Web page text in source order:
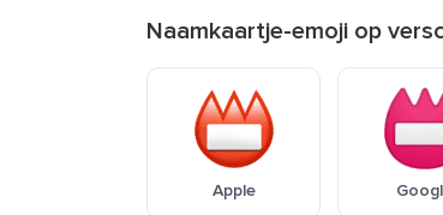
Naamkaartje-emoji op
Apple